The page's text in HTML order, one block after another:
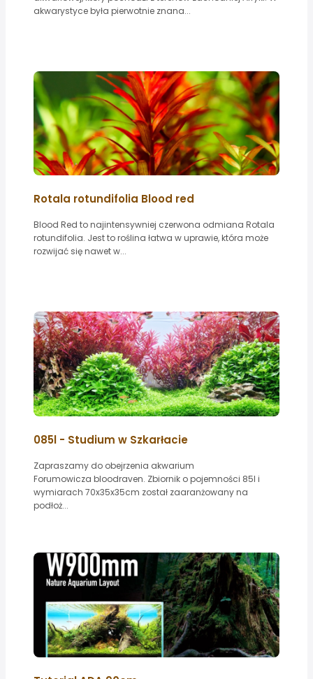
akwarystyce była pierwotnie znana...
Rotala rotundifolia Blood red
Blood Red to najintensywniej czerwona odmiana Rotala
rotundifolia. Jest to roślina łatwa w uprawie, która może
rozwijać się nawet w...
085l - Studium w Szkarłacie
Zapraszamy do obejrzenia akwarium
Forumowicza bloodraven. Zbiornik o pojemności 85l i
wymiarach 70x35x35cm został zaaranżowany na
podłoż...